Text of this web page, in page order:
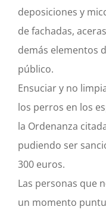
deposiciones y
de fachadas,
demás elementos
público.
Ensuciar y no
los perros en los
la Ordenanza
pudiendo ser
300 euros.
Las personas que
un momento